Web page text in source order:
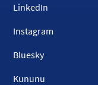
LinkedIn
Instagram
Bluesky
Kununu